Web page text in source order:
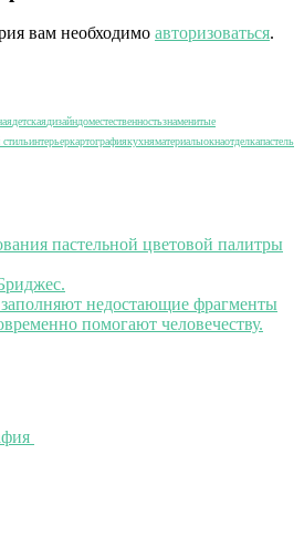
вам необходимо авторизоваться.
детскаядизайндоместественностьзнаменитые
интерьеркартографиякухняматериалыокнаотделкапастель
пастельной цветовой палитры
недостающие фрагменты
помогают человечеству.